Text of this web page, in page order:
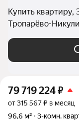
Купить квартиру,
Тропарёво-
79 719 224₽
от 315 567 ₽ в месяц
96,6 м²
3-комн.